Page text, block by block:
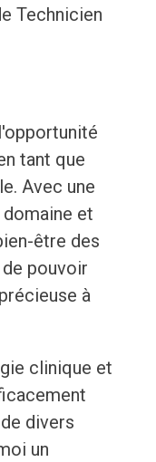
Technicien
tant que
Avec une
et
être des
pouvoir
à
clinique et
divers
un